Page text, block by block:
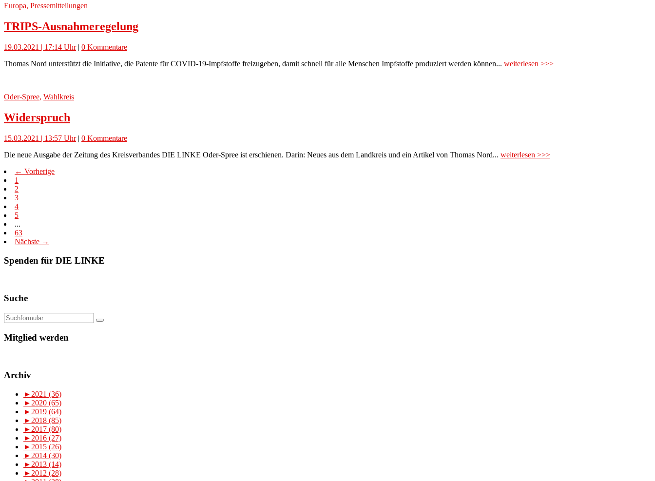
Europa, Pressemitteilungen
TRIPS-Ausnahmeregelung
19.03.2021 | 17:14 Uhr| 0 Kommentare
Thomas Nord unterstützt die Initiative, die Patente für COVID-19-Impfstoffe freizugeben, damit schnell für alle Menschen Impfstoffe produziert werden können... weiterlesen >>>
Oder-Spree, Wahlkreis
Widerspruch
15.03.2021 | 13:57 Uhr| 0 Kommentare
Die neue Ausgabe der Zeitung des Kreisverbandes DIE LINKE Oder-Spree ist erschienen. Darin: Neues aus dem Landkreis und ein Artikel von Thomas Nord... weiterlesen >>>
← Vorherige
1
2
3
4
5
...
63
Nächste →
Spenden für DIE LINKE
Suche
Mitglied werden
Archiv
► 2021 (36)
► 2020 (65)
► 2019 (64)
► 2018 (85)
► 2017 (80)
► 2016 (27)
► 2015 (26)
► 2014 (30)
► 2013 (14)
► 2012 (28)